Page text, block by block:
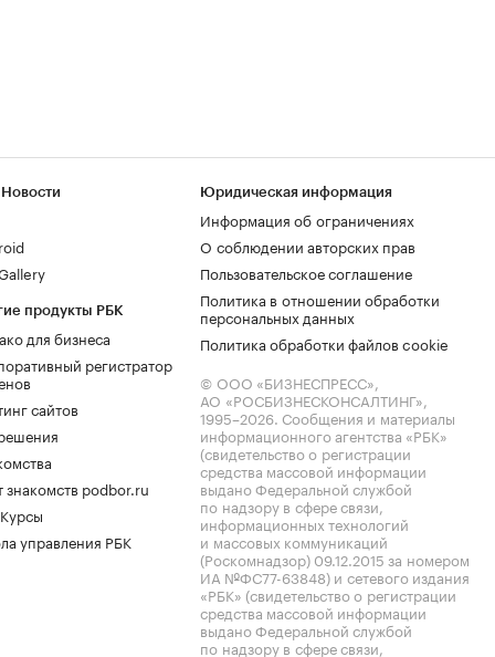
продукты РБК
для бизнеса
регистратор
сайтов
знакомств podbor.ru
управления РБК
Юридическая информация
Информация об ограничениях
О соблюдении авторских прав
Пользовательское соглашение
Политика в отношении обработки
персональных данных
Политика обработки файлов cookie
© ООО «БИЗНЕСПРЕСС»,
АО «РОСБИЗНЕСКОНСАЛТИНГ»,
1995–2026. Сообщения и материалы
информационного агентства «РБК»
(свидетельство о регистрации
средства массовой информации
выдано Федеральной службой
по надзору в сфере связи,
информационных технологий
и массовых коммуникаций
(Роскомнадзор) 09.12.2015 за номером
ИА №ФС77-63848) и сетевого издания
«РБК» (свидетельство о регистрации
средства массовой информации
выдано Федеральной службой
по надзору в сфере связи,